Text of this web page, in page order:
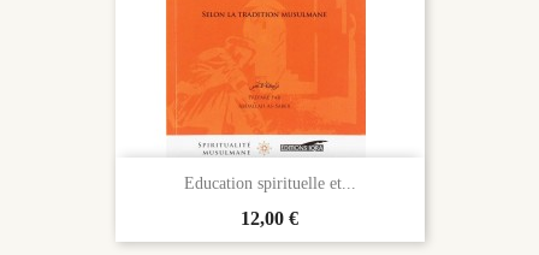
Education spirituelle et...
Prix
12,00 €